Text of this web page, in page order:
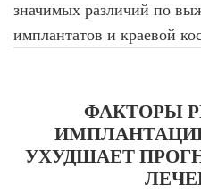
значимых различий по
имплантатов и краевой
ФАКТОРЫ
УХУДШАЕТ